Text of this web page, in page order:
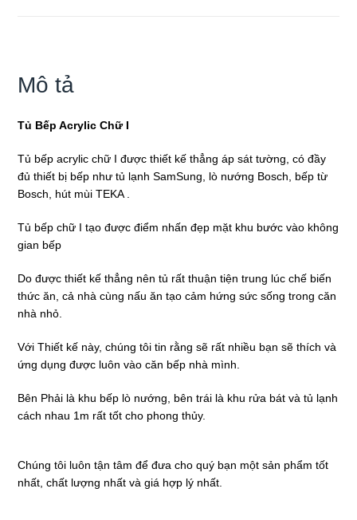
Mô tả
Tủ Bếp Acrylic Chữ I
Tủ bếp acrylic chữ I được thiết kế thẳng áp sát tường, có đầy
đủ thiết bị bếp như tủ lạnh SamSung, lò nướng Bosch, bếp từ
Bosch, hút mùi TEKA .
Tủ bếp chữ I tạo được điểm nhấn đẹp mặt khu bước vào không
gian bếp
Do được thiết kế thẳng nên tủ rất thuận tiện trung lúc chế biến
thức ăn, cả nhà cùng nấu ăn tạo cảm hứng sức sống trong căn
nhà nhỏ.
Với Thiết kế này, chúng tôi tin rằng sẽ rất nhiều bạn sẽ thích và
ứng dụng được luôn vào căn bếp nhà mình.
Bên Phải là khu bếp lò nướng, bên trái là khu rửa bát và tủ lạnh
cách nhau 1m rất tốt cho phong thủy.
Chúng tôi luôn tận tâm để đưa cho quý bạn một sản phẩm tốt
nhất, chất lượng nhất và giá hợp lý nhất.